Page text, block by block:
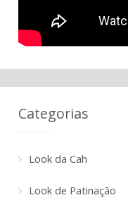
Categorias
Look da Cah
Look de Patinação